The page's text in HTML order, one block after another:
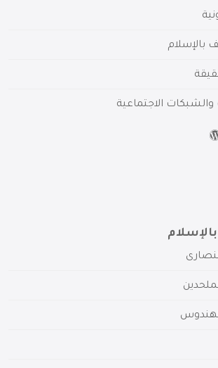
بالإسلام
الاجتماعية